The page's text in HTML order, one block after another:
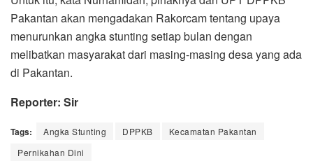
Pakantan akan mengadakan Rakorcam tentang upaya
menurunkan angka stunting setiap bulan dengan
melibatkan masyarakat dari masing-masing desa yang ada
di Pakantan.
Reporter: Sir
Tags: Angka Stunting DPPKB
Kecamatan Pakantan
Pernikahan Dini